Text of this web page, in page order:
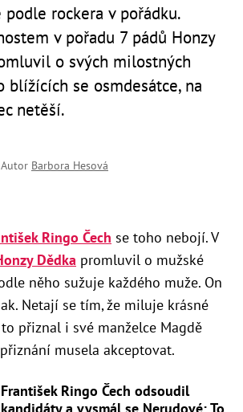
rockera v pořádku.
v pořadu 7 pádů Honzy
o svých milostných
blížících se osmdesátce, na
netěší.
Barbora Hesová
Ringo Čech se toho nebojí. V
Dědka promluvil o mužské
něho sužuje každého muže. On
Netají se tím, že miluje krásné
přiznal i své manželce Magdě
musela akceptovat.
František Ringo Čech odsoudil